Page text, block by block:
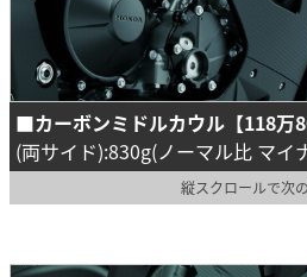
■カーボンミドルカウル【118万
(両サイド):830g(ノーマル比 マイ
縦スクロールで次